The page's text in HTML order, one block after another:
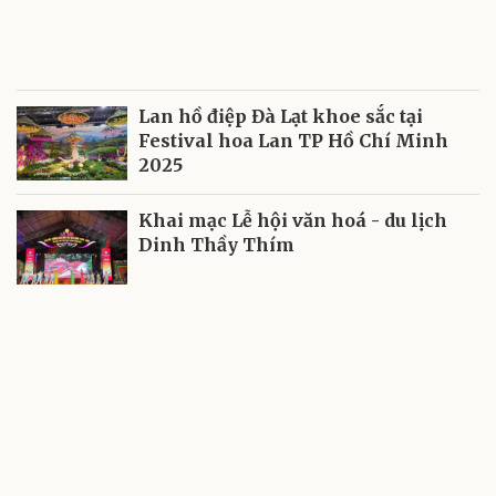
Lan hồ điệp Đà Lạt khoe sắc tại
Festival hoa Lan TP Hồ Chí Minh
2025
Khai mạc Lễ hội văn hoá - du lịch
Dinh Thầy Thím